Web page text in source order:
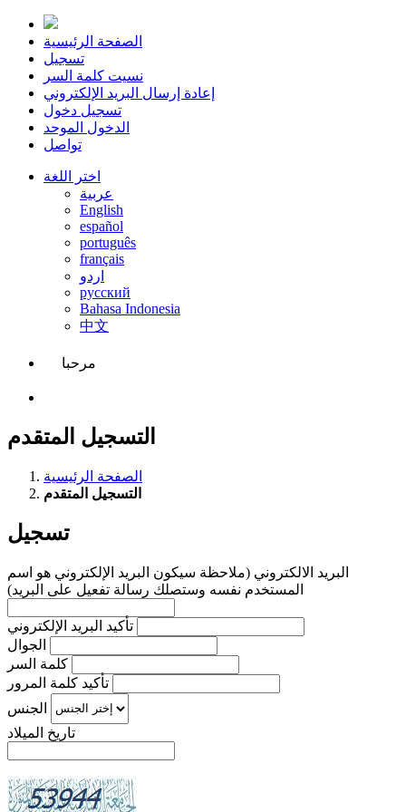
الصفحة الرئيسية
تسجيل
نسيت كلمة السر
إعادة إرسال البريد الإلكتروني
تسجيل دخول
الدخول الموحد
تواصل
اختر اللغة
عربية
English
español
português
français
اردو
русский
Bahasa Indonesia
中文
مرحبا
التسجيل المتقدم
الصفحة الرئيسية
التسجيل المتقدم
تسجيل
المستخدم نفسه وستصلك رسالة تفعيل على البريد)
تأكيد البريد الإلكتروني
الجوال
كلمة السر
تأكيد كلمة المرور
الجنس
تاريخ الميلاد